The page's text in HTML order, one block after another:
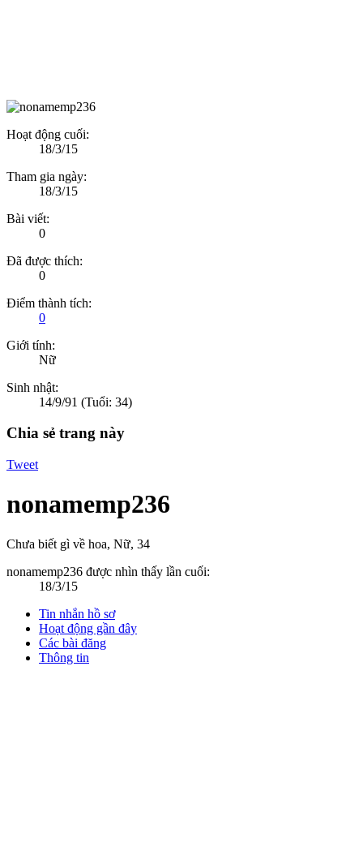
Hoạt động cuối:
18/3/15
Tham gia ngày:
18/3/15
Bài viết:
0
Đã được thích:
0
Điểm thành tích:
0
Giới tính:
Nữ
Sinh nhật:
14/9/91 (Tuổi: 34)
Chia sẻ trang này
Tweet
nonamemp236
Chưa biết gì về hoa, Nữ, 34
nonamemp236 được nhìn thấy lần cuối:
18/3/15
Tin nhắn hồ sơ
Hoạt động gần đây
Các bài đăng
Thông tin